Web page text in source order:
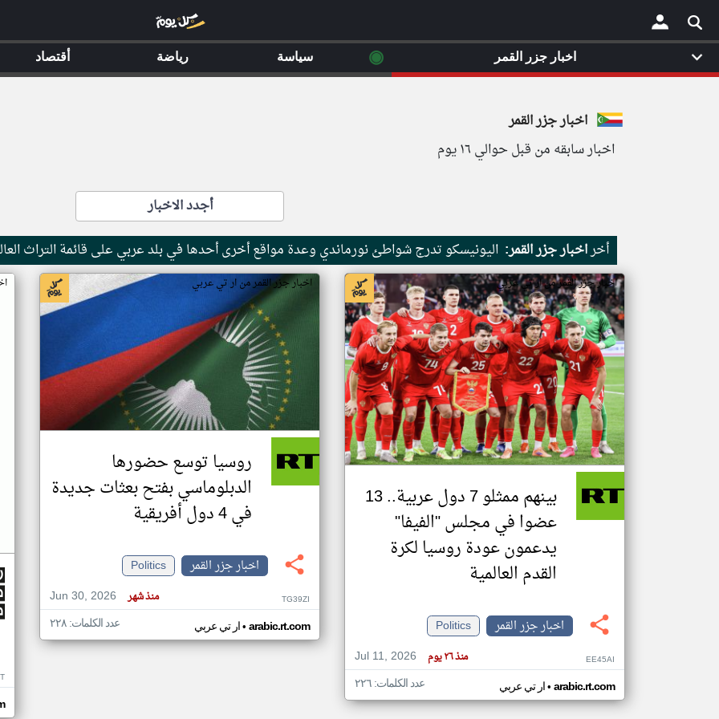
×
اخبار جزر القمر
اخبار سابقه من قبل حوالي ١٦ يوم
أجدد الاخبار
أخراخبار جزر القمر: اليونيسكو تدرج شواطئ نورماندي وعدة مواقع أخرى أحدها في بلد عربي على قائمة التراث
اخبار جزر القمر من ار تي عربي
بينهم ممثلو 7 دول عربية.. 13
عضوا في مجلس "الفيفا"
يدعمون عودة روسيا لكرة
القدم العالمية
اخبار جزر القمر
Politics
Jul 11, 2026
منذ ٢٦ يوم EE45AI
ار تي عربي• arabic.rt.com عدد الكلمات: ٢٢٦
اخبار جزر القمر من ار تي عربي
روسيا توسع حضورها
الدبلوماسي بفتح بعثات جديدة
في 4 دول أفريقية
اخبار جزر القمر
Politics
Jun 30, 2026
منذ شهر TG39ZI
ار تي عربي• arabic.rt.com عدد الكلمات: ٢٢٨
اخبار جزر القمر ◉ سياسة رياضة أقتصاد